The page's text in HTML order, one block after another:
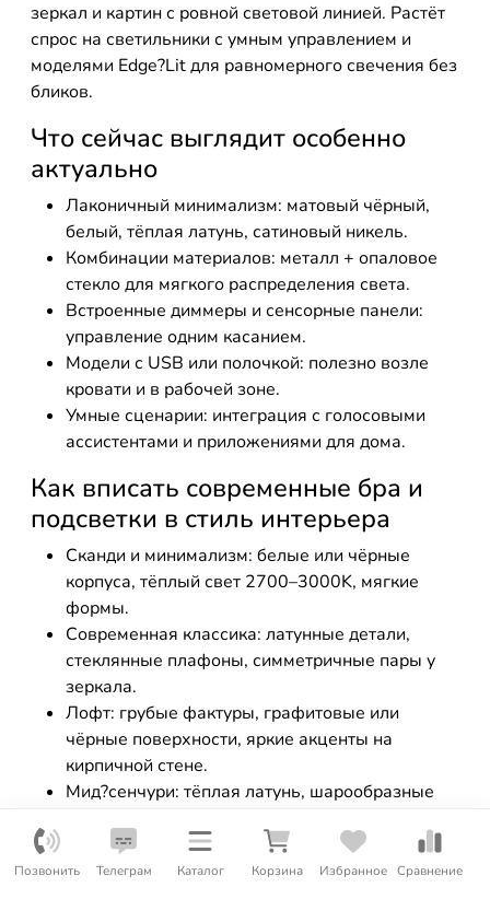
Позвонить Телеграм Каталог Корзина Избранное Сравнение
зеркал и картин с ровной световой линией. Растёт
спрос на светильники с умным управлением и
моделями Edge?Lit для равномерного свечения без
бликов.
Что сейчас выглядит особенно
актуально
Лаконичный минимализм: матовый чёрный,
белый, тёплая латунь, сатиновый никель.
Комбинации материалов: металл + опаловое
стекло для мягкого распределения света.
Встроенные диммеры и сенсорные панели:
управление одним касанием.
Модели с USB или полочкой: полезно возле
кровати и в рабочей зоне.
Умные сценарии: интеграция с голосовыми
ассистентами и приложениями для дома.
Как вписать современные бра и
подсветки в стиль интерьера
Сканди и минимализм: белые или чёрные
корпуса, тёплый свет 2700–3000K, мягкие
формы.
Современная классика: латунные детали,
стеклянные плафоны, симметричные пары у
зеркала.
Лофт: грубые фактуры, графитовые или
чёрные поверхности, яркие акценты на
кирпичной стене.
Мид?сенчури: тёплая латунь, шарообразные
Эклектика: сочетайте металл и текстиль,
экспериментируйте с геометрией света.